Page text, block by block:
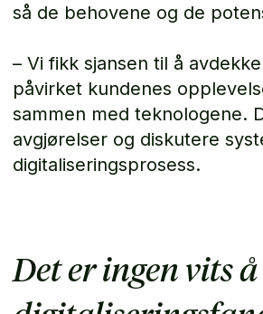
så de behovene og de
– Vi fikk sjansen til å
påvirket kundenes
sammen med teknologene.
avgjørelser og diskutere
digitaliseringsprosess.
Det er ingen vits